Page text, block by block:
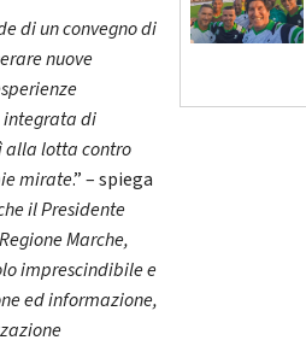
di un convegno di
nuove
integrata di
alla lotta contro
mirate.” – spiega
il Presidente
Marche,
imprescindibile e
ed informazione,